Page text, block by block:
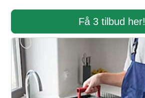
Få 3 tilbud her!